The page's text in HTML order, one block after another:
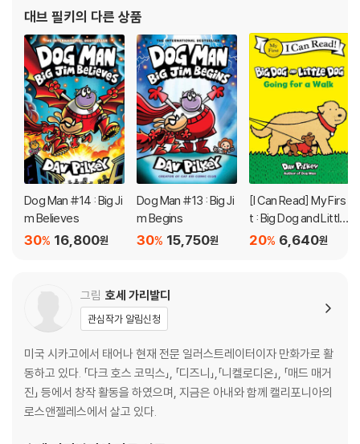
O!
George and Harold have created a new hero who digs into de
ception, claws after crooks, and rolls over robbers. When Gre
g the police dog and his cop companion are injured on the job,
a life-saving surgery changes the course of history, and Dog
Man is born. With the head of a dog and the body of a human, t
his heroic hound has a real nose for justice. But can he resist th
e call of the wild to answer the call of duty?
(이긴 세계 대전)』 을 출판하게 되
대브 필키 의 다른 상품
Dog Man #14 : Big Ji
m Believes
16,800원
30%
Dog Man #13 : Big Ji
m Begins
15,750원
30%
[I Can Read] My Firs
t : Big Dog and Little
Dog Going for a Wal
6,640원
20%
그림 호세 가리발디
관심작가 알림신청
미국 시카고에서 태어나 현재 전문 일러스트레이터이자 만화가로 활
동하고 있다. 「다크 호스 코믹스」, 「디즈니」,「니켈로디온」, 「매드 매거
진」 등에서 창작 활동을 하였으며, 지금은 아내와 함께 캘리포니아의
로스앤젤레스에서 살고 있다.